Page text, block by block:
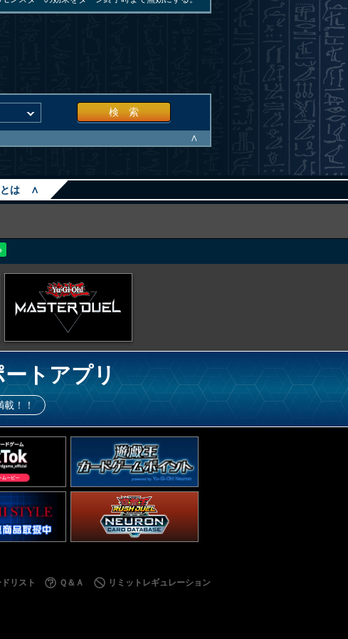
検 索
∧
は ∧
トアプリ
！！
リスト Ｑ＆Ａ リミットレギュレーション